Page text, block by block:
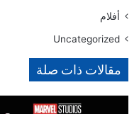
أفلام
Uncategorized
مقالات ذات صلة